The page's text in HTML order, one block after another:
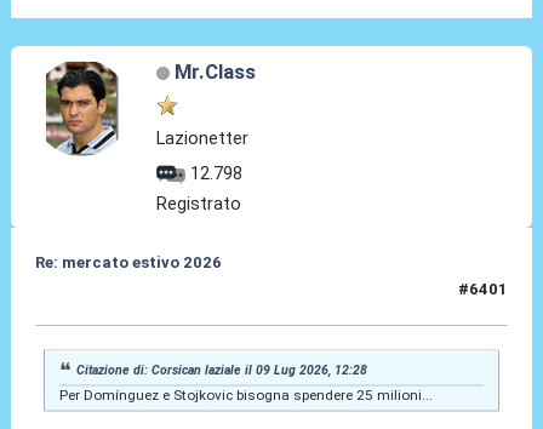
Mr.Class
Lazionetter
12.798
Registrato
Re: mercato estivo 2026
#6401
Citazione di: Corsican laziale il 09 Lug 2026, 12:28
Per Domínguez e Stojkovic bisogna spendere 25 milioni...